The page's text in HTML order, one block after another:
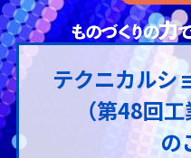
テクニカルシ
（第48回
の